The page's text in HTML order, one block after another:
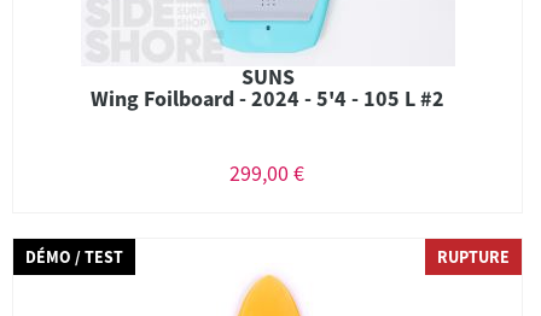
SUNS
Wing Foilboard - 2024 - 5'4 - 105 L #2
299,00 €
DÉMO / TEST RUPTURE